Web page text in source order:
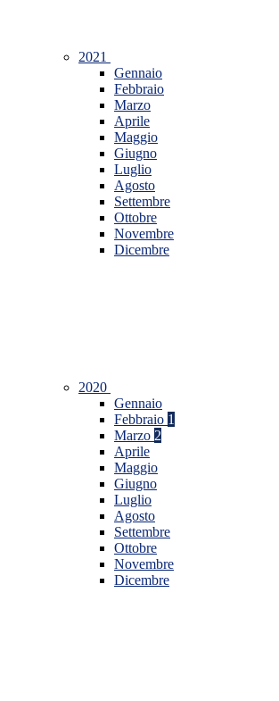
2021
Gennaio
Febbraio
Marzo
Aprile
Maggio
Giugno
Luglio
Agosto
Settembre
Ottobre
Novembre
Dicembre
2020
Gennaio
Febbraio 1
Marzo 2
Aprile
Maggio
Giugno
Luglio
Agosto
Settembre
Ottobre
Novembre
Dicembre